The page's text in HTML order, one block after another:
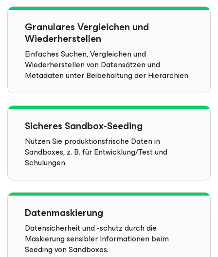
Granulares Vergleichen und
Wiederherstellen
Einfaches Suchen, Vergleichen und
Wiederherstellen von Datensätzen und
Metadaten unter Beibehaltung der Hierarchien.
Sicheres Sandbox-Seeding
Nutzen Sie produktionsfrische Daten in
Sandboxes, z. B. für Entwicklung/Test und
Schulungen.
Datenmaskierung
Datensicherheit und -schutz durch die
Maskierung sensibler Informationen beim
Seeding von Sandboxes.